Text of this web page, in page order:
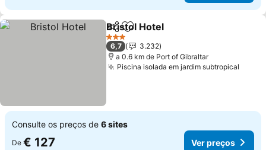
PartilharAdicionar aos favoritos
Bristol Hotel
3 Estrelas
6,7
3.232
a 0.6 km de Port of Gibraltar
Piscina isolada em jardim subtropical
Consulte os preços de 6 sites
De € 127 Ver preços